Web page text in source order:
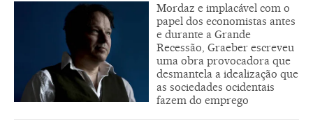
Mordaz e implacável com o
papel dos economistas antes
e durante a Grande
Recessão, Graeber escreveu
uma obra provocadora que
desmantela a idealização que
as sociedades ocidentais
fazem do emprego